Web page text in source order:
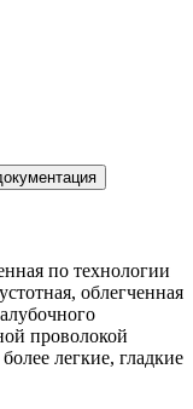
по технологии
облегченная
проволокой
легкие, гладкие